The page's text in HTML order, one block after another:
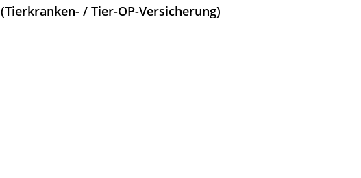
(Tierkranken- / Tier-OP-Versicherung)